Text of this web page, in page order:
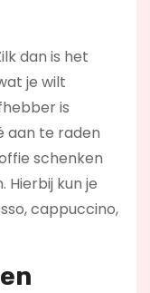
dan is het
je wilt
is
aan te raden
schenken
Hierbij kun je
cappuccino,